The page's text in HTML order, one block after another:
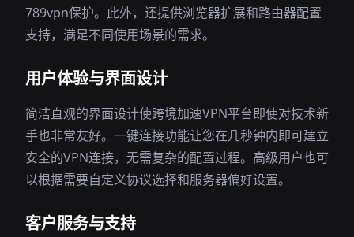
789vpn保护。此外，还提供浏览器扩展和路由器配置
支持，满足不同使用场景的需求。
用户体验与界面设计
简洁直观的界面设计使跨境加速VPN平台即使对技术新
手也非常友好。一键连接功能让您在几秒钟内即可建立
安全的VPN连接，无需复杂的配置过程。高级用户也可
以根据需要自定义协议选择和服务器偏好设置。
客户服务与支持